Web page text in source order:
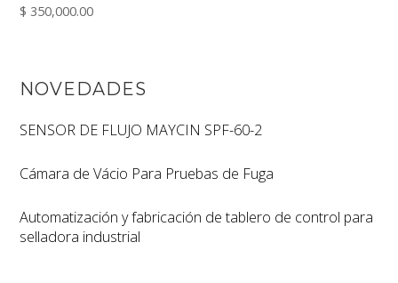
$ 350,000.00
NOVEDADES
SENSOR DE FLUJO MAYCIN SPF-60-2
Cámara de Vácio Para Pruebas de Fuga
Automatización y fabricación de tablero de control para
selladora industrial